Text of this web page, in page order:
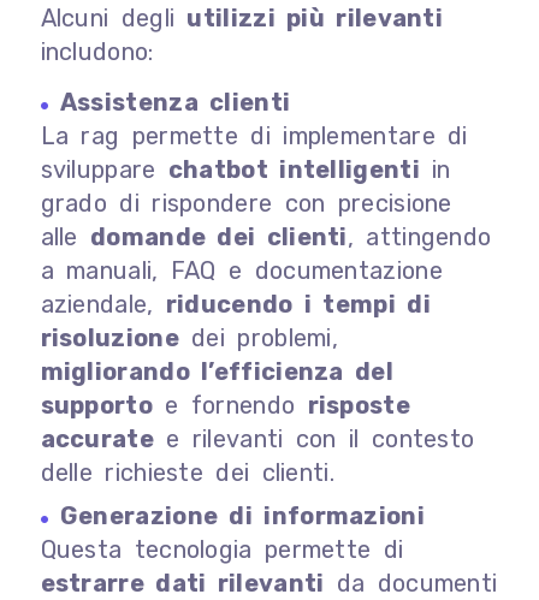
Alcuni degli utilizzi più rilevanti
includono:
Assistenza clienti
La rag permette di implementare di
sviluppare chatbot intelligenti in
grado di rispondere con precisione
alle domande dei clienti, attingendo
a manuali, FAQ e documentazione
aziendale, riducendo i tempi di
risoluzionedei problemi,
migliorando l’efficienza del
supportoe fornendo risposte
accuratee rilevanti con il contesto
delle richieste dei clienti.
Generazione di informazioni
Questa tecnologia permette di
estrarre dati rilevanti da documenti